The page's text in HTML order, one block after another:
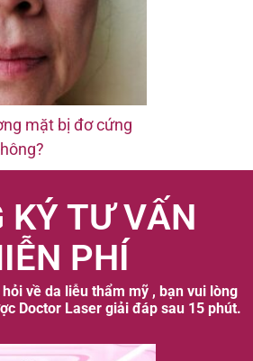
mặt bị đơ cứng
KÝ TƯ VẤN
PHÍ
về da liễu thẩm mỹ , bạn vui lòng
Doctor Laser giải đáp sau 15 phút.